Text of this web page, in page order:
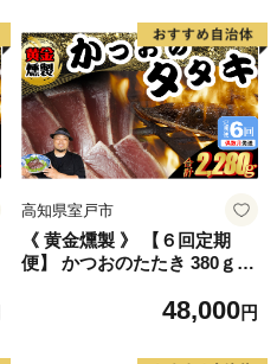
用 訳あり わら焼き 海鮮 冷凍
高知県 室戸
高知県室戸市
《 黄金燻製 》 【６回定期
便】 かつおのたたき 380ｇ以
きめ１節） 惣菜 詰め合わせ
48,000円